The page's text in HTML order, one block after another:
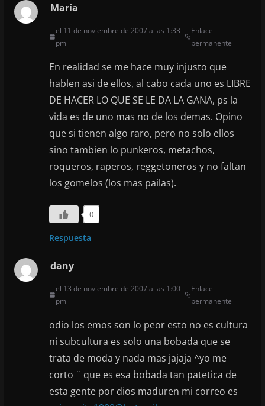
María
el 11 de noviembre de 2007 a las 1:33
pm
Enlace
permanente
En realidad se me hace muy injusto que
hablen asi de ellos, al cabo cada uno es LIBRE
DE HACER LO QUE SE LE DA LA GANA, ps la
vida es de uno mas no de los demas. Opino
que si tienen algo raro, pero no solo ellos
sino tambien lo punkeros, metachos,
roqueros, raperos, reggetoneros y no faltan
los gomelos (los mas pailas).
0
Respuesta
dany
el 13 de noviembre de 2007 a las 1:00
pm
Enlace
permanente
odio los emos son lo peor esto no es cultura
ni subcultura es solo una bobada que se
trata de moda y nada mas jajaja ^yo me
corto ¨ que es esa bobada tan patetica de
esta gente por dios maduren mi correo es